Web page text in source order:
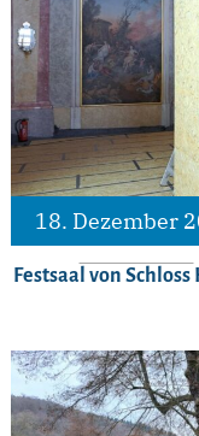
18. Dezember
Festsaal von